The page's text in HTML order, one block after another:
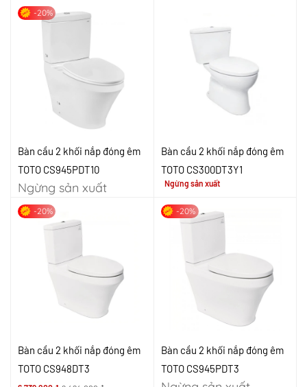
-20%
Bàn cầu 2 khối nắp đóng êm
TOTO CS945PDT10
Ngừng sản xuất
Bàn cầu 2 khối nắp đóng êm
TOTO CS300DT3Y1
Ngừng sản xuất
-20%
Bàn cầu 2 khối nắp đóng êm
TOTO CS948DT3
-20%
Bàn cầu 2 khối nắp đóng êm
TOTO CS945PDT3